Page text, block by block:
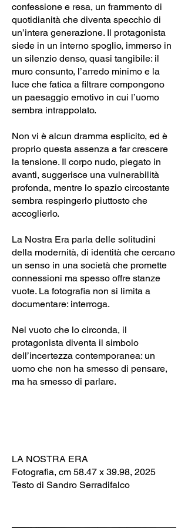
confessione e resa, un frammento di
quotidianità che diventa specchio di
un’intera generazione. Il protagonista
siede in un interno spoglio, immerso in
un silenzio denso, quasi tangibile: il
muro consunto, l’arredo minimo e la
luce che fatica a filtrare compongono
un paesaggio emotivo in cui l’uomo
sembra intrappolato.
Non vi è alcun dramma esplicito, ed è
proprio questa assenza a far crescere
la tensione. Il corpo nudo, piegato in
avanti, suggerisce una vulnerabilità
profonda, mentre lo spazio circostante
sembra respingerlo piuttosto che
accoglierlo.
La Nostra Era parla delle solitudini
della modernità, di identità che cercano
un senso in una società che promette
connessioni ma spesso offre stanze
vuote. La fotografia non si limita a
documentare: interroga.
Nel vuoto che lo circonda, il
protagonista diventa il simbolo
dell’incertezza contemporanea: un
uomo che non ha smesso di pensare,
ma ha smesso di parlare.
LA NOSTRA ERA
Fotografia, cm 58.47 x 39.98, 2025
Testo di Sandro Serradifalco